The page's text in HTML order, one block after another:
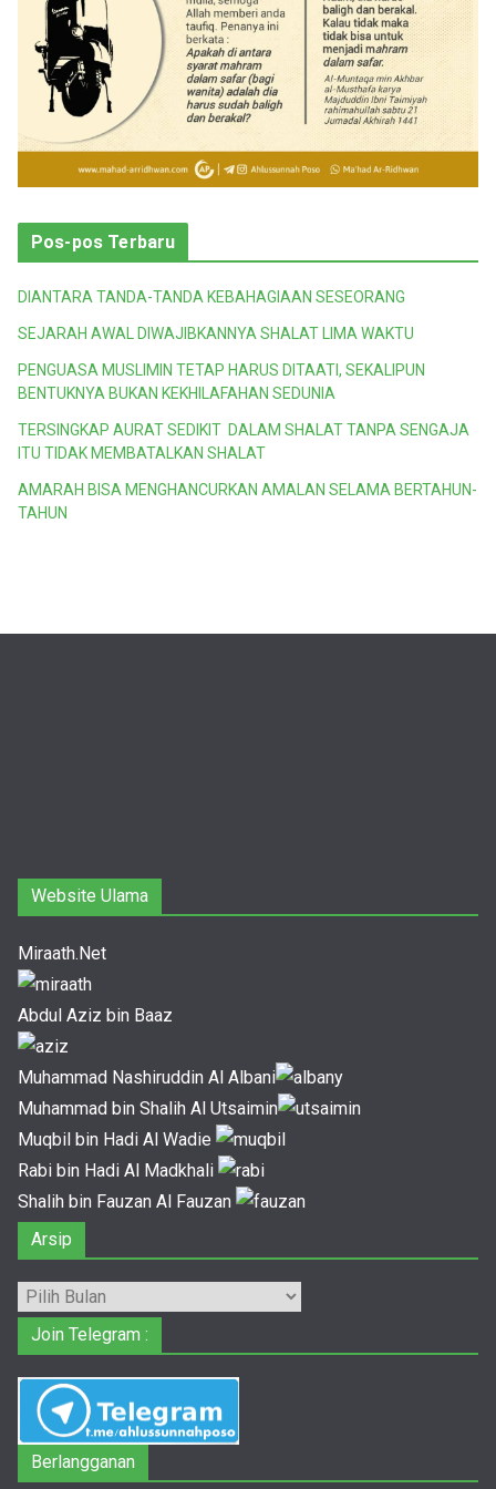
Pos-pos Terbaru
DIANTARA TANDA-TANDA KEBAHAGIAAN SESEORANG
SEJARAH AWAL DIWAJIBKANNYA SHALAT LIMA WAKTU
PENGUASA MUSLIMIN TETAP HARUS DITAATI, SEKALIPUN
BENTUKNYA BUKAN KEKHILAFAHAN SEDUNIA
TERSINGKAP AURAT SEDIKIT DALAM SHALAT TANPA SENGAJA
ITU TIDAK MEMBATALKAN SHALAT
AMARAH BISA MENGHANCURKAN AMALAN SELAMA BERTAHUN-
TAHUN
Website Ulama
Miraath.Net
Abdul Aziz bin Baaz
Muhammad Nashiruddin Al Albani
Muhammad bin Shalih Al Utsaimin
Muqbil bin Hadi Al Wadie
Rabi bin Hadi Al Madkhali
Shalih bin Fauzan Al Fauzan
Arsip
Arsip
Join Telegram :
Berlangganan